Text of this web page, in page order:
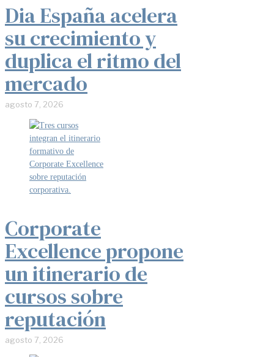
Dia España acelera
su crecimiento y
duplica el ritmo del
mercado
agosto 7, 2026
Corporate
Excellence propone
un itinerario de
cursos sobre
reputación
agosto 7, 2026